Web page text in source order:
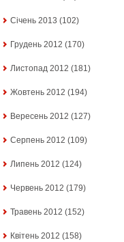
Січень 2013 (102)
Грудень 2012 (170)
Листопад 2012 (181)
Жовтень 2012 (194)
Вересень 2012 (127)
Серпень 2012 (109)
Липень 2012 (124)
Червень 2012 (179)
Травень 2012 (152)
Квітень 2012 (158)